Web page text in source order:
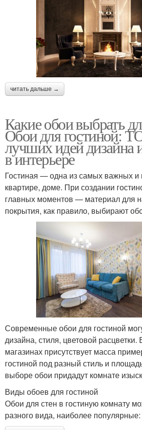
читать дальше →
Какие обои выбрать
Обои для гостиной:
лучших идей дизайна
в интерьере
Гостиная — одна из самых важных и
квартире, доме. При создании
главных моментов — материал для
покрытия, как правило, выбирают
Современные обои для гостиной
дизайна, стиля, цветовой расцветки.
магазинах присутствует масса
гостиной под разный стиль и
выборе обои придадут комнате
Виды обоев для гостиной
Обои для стен в гостиную комнату
разного вида, наиболее популярные: